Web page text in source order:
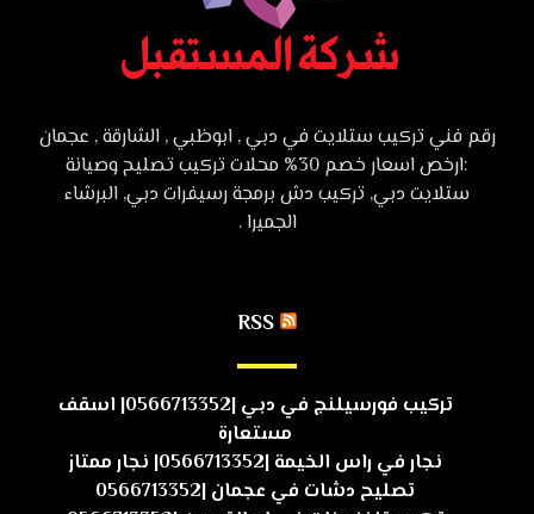
رقم فني تركيب ستلايت في دبي , ابوظبي , الشارقة , عجمان
:ارخص اسعار خصم 30% محلات تركيب تصليح وصيانة
ستلايت دبي, تركيب دش برمجة رسيفرات دبي, البرشاء
الجميرا .
RSS
تركيب فورسيلنج في دبي |0566713352| اسقف
مستعارة
نجار في راس الخيمة |0566713352| نجار ممتاز
تصليح دشات في عجمان |0566713352